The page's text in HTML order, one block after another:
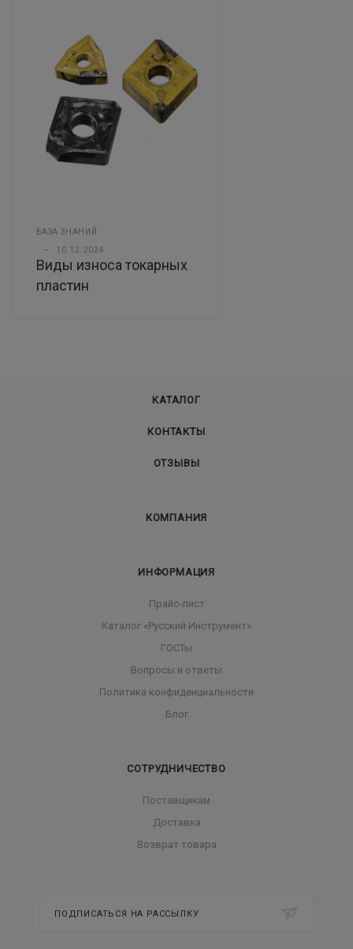
БАЗА ЗНАНИЙ
— 10.12.2024
Виды износа токарных
пластин
КАТАЛОГ
КОНТАКТЫ
ОТЗЫВЫ
КОМПАНИЯ
ИНФОРМАЦИЯ
Прайс-лист
Каталог «Русский Инструмент»
ГОСТы
Вопросы и ответы
Политика конфиденциальности
Блог
СОТРУДНИЧЕСТВО
Поставщикам
Доставка
Возврат товара
ПОДПИСАТЬСЯ НА РАССЫЛКУ